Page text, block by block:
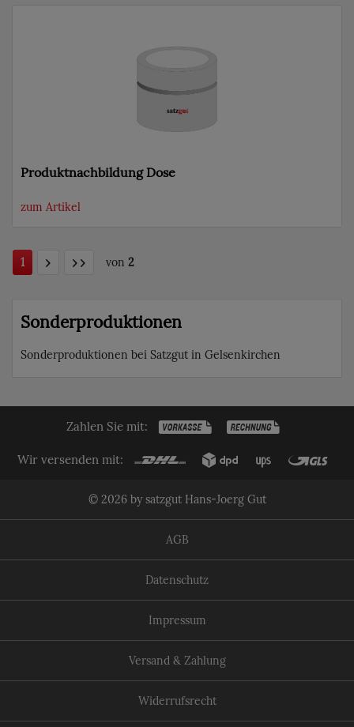
Produktnachbildung Dose
zum Artikel
1 von 2
Sonderproduktionen
Sonderproduktionen bei Satzgut in Gelsenkirchen
Zahlen Sie mit:
Wir versenden mit:
© 2026 by satzgut Hans-Joerg Gut
AGB
Datenschutz
Impressum
Versand & Zahlung
Widerrufsrecht